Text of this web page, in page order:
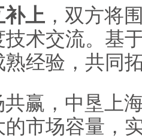
补上 ，双方将
术交流。基
经验，共同
共赢，中垦上
市场容量，